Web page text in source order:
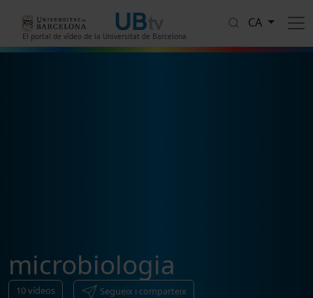
El portal de vídeo de la Universitat de Barcelona
CA
microbiologia
10vídeos Segueix i comparteix